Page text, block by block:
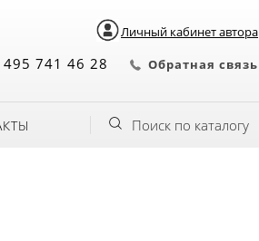
Личный кабинет автора
495 741 46 28 Обратная связь
Поиск по каталогу